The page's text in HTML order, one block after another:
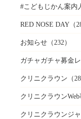
#こどもじかん案内
RED NOSE DAY（
お知らせ（232）
ガチャガチャ募金
クリニクラウン （
クリニクラウン
クリニクラウンジ